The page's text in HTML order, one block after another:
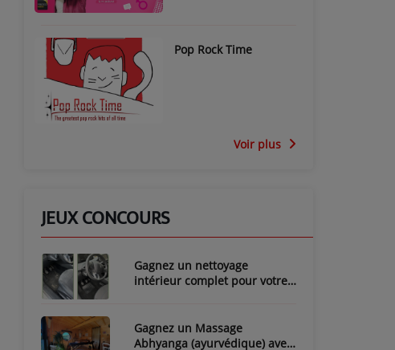
Pop Rock Time
Voir plus
JEUX CONCOURS
Gagnez un nettoyage
intérieur complet pour votre
Gagnez un Massage
Abhyanga (ayurvédique) avec